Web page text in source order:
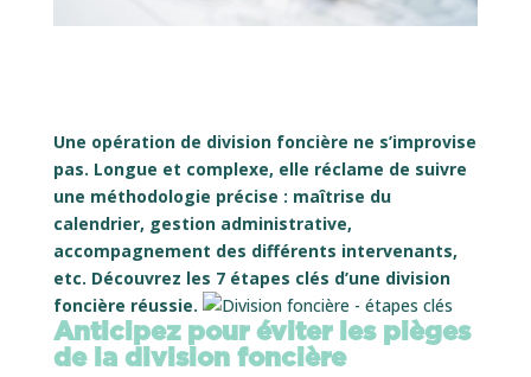
Une opération de division foncière ne s’improvise
pas. Longue et complexe, elle réclame de suivre
une méthodologie précise : maîtrise du
calendrier, gestion administrative,
accompagnement des différents intervenants,
etc. Découvrez les 7 étapes clés d’une division
foncière réussie.
Anticipez pour éviter les pièges
de la division foncière